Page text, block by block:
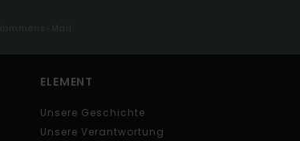
Mail
ELEMENT
Unsere Geschichte
Unsere Verantwortung